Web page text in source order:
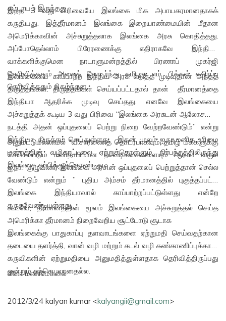
கட்டாயம் இருந்தது.
இந்த 3 வது பிரிவையே இலங்கை மிக அபாயகரமானதாகக்
கருதியது. இத்தீர்மானம் இலங்கை இறையாண்மையின் மீதான
அமெரிக்காவின் அச்சுறுத்தலாக இலங்கை அரசு கொதித்தது.
அப்போதெல்லாம் பிரேரணைக்கு எதிராகவே இந்தியா
வாக்களிக்குமென நாடாளுமன்றத்தில் பிரணாப் முகர்ஜி
தெரிவித்ததும் அதைத் தொடர்ந்து தமிழக எம். பிக்கள் எதிர்ப்பு
தெரிவித்ததும் நிகழ்ந்தன.
இலங்கையை காப்பாற்ற இந்திய அரசு எடுத்த முடிவுதான் அந்தத்
திருத்தங்கள். திருத்தங்கள் செய்யப்பட்டதால் தான் தீர்மானத்தை
இந்தியா ஆதரிக்க முடிவு செய்தது. எனவே இலங்கையை
அச்சுறுத்தக் கூடிய 3 வது பிரிவை “இலங்கை அரசுடன் ஆலோசனை
நடத்தி அதன் ஒப்புதலைப் பெற்று நிறை வேற்றவேண்டும்” என்று
இந்தியா திருத்தம் செய்துள்ளது. இதன் முலம் ஐ.நா.மனித உரிமை
மன்றத்தின் வழிகாட்டலை ஏற்றுக்கொள்ளும் நிர்பந்தத்திலிருந்து
இலங்கை தப்பித்துக்கொண்டது.
அதுமட்டுமல்லாமல் “விசாரணைத் தொடர்பாகவும், தமிழ் மக்களுக்கு
செய்யப்படும் மனிதாபிமான நடவடிக்கைகளையும் ஆராய வரும்
ஐ.நா. குழுவினர் இலங்கை அரசின் ஒப்புதலைப் பெற்றுத்தான் செல்ல
வேண்டும் என்றும் ” புதிய அம்சம் தீர்மானத்தில் புகுத்தப்பட்டு
இலங்கை இந்தியாவால் காப்பாற்றப்பட்டுள்ளது என்றே
கருதவேண்டியுள்ளது.
கூடவே, தீர்மானத்தின் மூலம் இலங்கையை அச்சுறுத்தல் செய்த
அமெரிக்கா தீர்மானம் நிறைவேறிய சூட்டோடு சூடாக
இலங்கைக்கு பாதுகாப்பு தளவாடங்களை ஏற்றுமதி செய்வதற்கான
தடையை தளர்த்தி, வான் வழி மற்றும் கடல் வழி கண்காணிப்புக்கான
கருவிகளின் ஏற்றுமதியை அனுமதித்துள்ளதாக தெரிவித்திருப்பது
ஒன்றும் தற்செயலானதல்ல.
லீனா மணிமேகலை
2012/3/24 kalyan kumar <kalyangii@gmail.com>